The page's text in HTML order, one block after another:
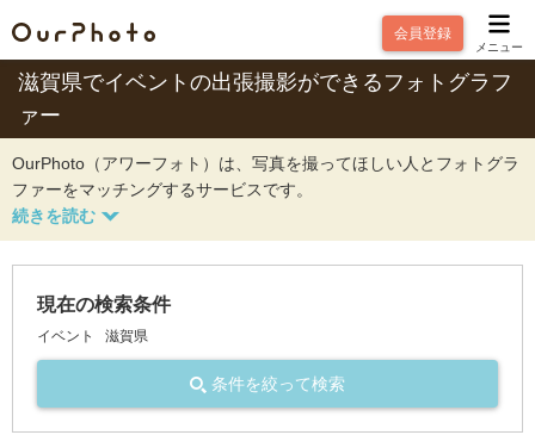
会員登録
メニュー
滋賀県でイベントの出張撮影ができるフォトグラフ
ァー
OurPhoto（アワーフォト）は、写真を撮ってほしい人とフォトグラ
ファーをマッチングするサービスです。
現在の検索条件
イベント 滋賀県
条件を絞って検索